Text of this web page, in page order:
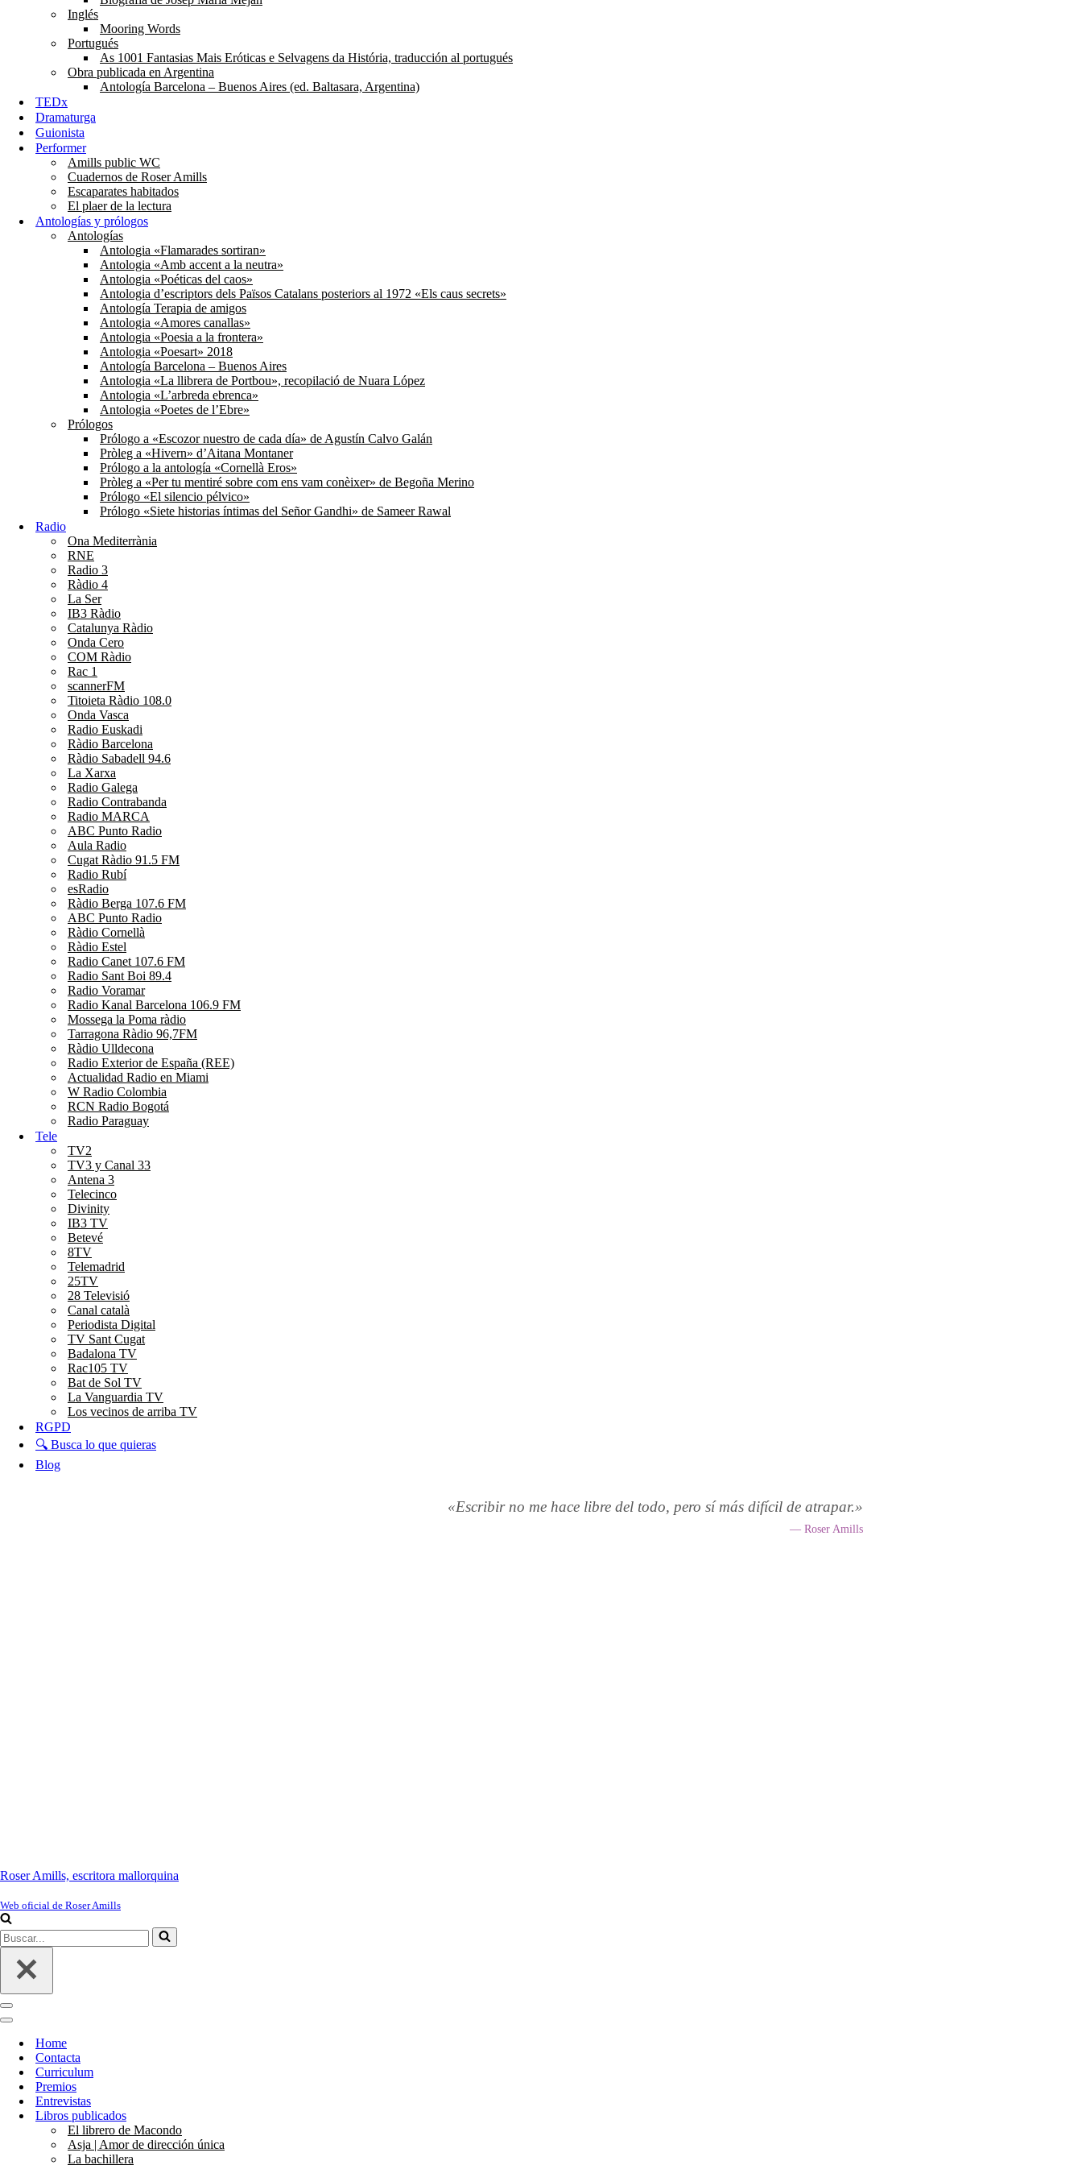
Inglés
Mooring Words
Portugués
As 1001 Fantasias Mais Eróticas e Selvagens da História, traducción al portugués
Obra publicada en Argentina
Antología Barcelona – Buenos Aires (ed. Baltasara, Argentina)
TEDx
Dramaturga
Guionista
Performer
Amills public WC
Cuadernos de Roser Amills
Escaparates habitados
El plaer de la lectura
Antologías y prólogos
Antologías
Antologia «Flamarades sortiran»
Antologia «Amb accent a la neutra»
Antologia «Poéticas del caos»
Antologia d’escriptors dels Països Catalans posteriors al 1972 «Els caus secrets»
Antología Terapia de amigos
Antologia «Amores canallas»
Antologia «Poesia a la frontera»
Antologia «Poesart» 2018
Antología Barcelona – Buenos Aires
Antologia «La llibrera de Portbou», recopilació de Nuara López
Antologia «L’arbreda ebrenca»
Antologia «Poetes de l’Ebre»
Prólogos
Prólogo a «Escozor nuestro de cada día» de Agustín Calvo Galán
Pròleg a «Hivern» d’Aitana Montaner
Prólogo a la antología «Cornellà Eros»
Pròleg a «Per tu mentiré sobre com ens vam conèixer» de Begoña Merino
Prólogo «El silencio pélvico»
Prólogo «Siete historias íntimas del Señor Gandhi» de Sameer Rawal
Radio
Ona Mediterrània
RNE
Radio 3
Ràdio 4
La Ser
IB3 Ràdio
Catalunya Ràdio
Onda Cero
COM Ràdio
Rac 1
scannerFM
Titoieta Ràdio 108.0
Onda Vasca
Radio Euskadi
Ràdio Barcelona
Ràdio Sabadell 94.6
La Xarxa
Radio Galega
Radio Contrabanda
Radio MARCA
ABC Punto Radio
Aula Radio
Cugat Ràdio 91.5 FM
Radio Rubí
esRadio
Ràdio Berga 107.6 FM
ABC Punto Radio
Ràdio Cornellà
Ràdio Estel
Radio Canet 107.6 FM
Radio Sant Boi 89.4
Radio Voramar
Radio Kanal Barcelona 106.9 FM
Mossega la Poma ràdio
Tarragona Ràdio 96,7FM
Ràdio Ulldecona
Radio Exterior de España (REE)
Actualidad Radio en Miami
W Radio Colombia
RCN Radio Bogotá
Radio Paraguay
Tele
TV2
TV3 y Canal 33
Antena 3
Telecinco
Divinity
IB3 TV
Betevé
8TV
Telemadrid
25TV
28 Televisió
Canal català
Periodista Digital
TV Sant Cugat
Badalona TV
Rac105 TV
Bat de Sol TV
La Vanguardia TV
Los vecinos de arriba TV
RGPD
🔍 Busca lo que quieras
Blog
«Escribir no me hace libre del todo, pero sí más difícil de atrapar.»
— Roser Amills
Roser Amills, escritora mallorquina
Web oficial de Roser Amills
Buscar...
Menú
de
Menú
navegación
Home
Contacta
Curriculum
Premios
Entrevistas
Libros publicados
El librero de Macondo
Asja | Amor de dirección única
La bachillera